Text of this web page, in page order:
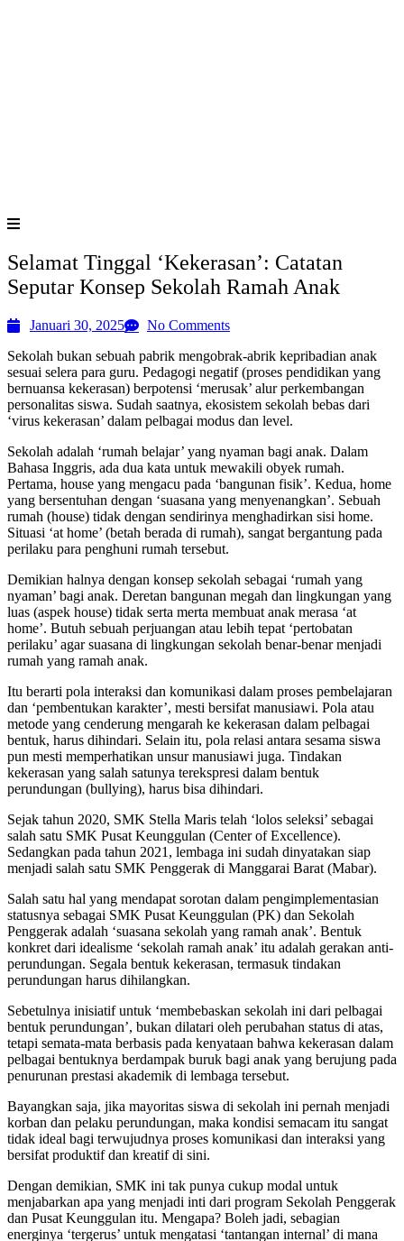
Selamat Tinggal ‘Kekerasan’: Catatan
Seputar Konsep Sekolah Ramah Anak
Januari 30, 2025
No Comments
Sekolah bukan sebuah pabrik mengobrak-abrik kepribadian anak
sesuai selera para guru. Pedagogi negatif (proses pendidikan yang
bernuansa kekerasan) berpotensi ‘merusak’ alur perkembangan
personalitas siswa. Sudah saatnya, ekosistem sekolah bebas dari
‘virus kekerasan’ dalam pelbagai modus dan level.
Sekolah adalah ‘rumah belajar’ yang nyaman bagi anak. Dalam
Bahasa Inggris, ada dua kata untuk mewakili obyek rumah.
Pertama, house yang mengacu pada ‘bangunan fisik’. Kedua, home
yang bersentuhan dengan ‘suasana yang menyenangkan’. Sebuah
rumah (house) tidak dengan sendirinya menghadirkan sisi home.
Situasi ‘at home’ (betah berada di rumah), sangat bergantung pada
perilaku para penghuni rumah tersebut.
Demikian halnya dengan konsep sekolah sebagai ‘rumah yang
nyaman’ bagi anak. Deretan bangunan megah dan lingkungan yang
luas (aspek house) tidak serta merta membuat anak merasa ‘at
home’. Butuh sebuah perjuangan atau lebih tepat ‘pertobatan
perilaku’ agar suasana di lingkungan sekolah benar-benar menjadi
rumah yang ramah anak.
Itu berarti pola interaksi dan komunikasi dalam proses pembelajaran
dan ‘pembentukan karakter’, mesti bersifat manusiawi. Pola atau
metode yang cenderung mengarah ke kekerasan dalam pelbagai
bentuk, harus dihindari. Selain itu, pola relasi antara sesama siswa
pun mesti memperhatikan unsur manusiawi juga. Tindakan
kekerasan yang salah satunya terekspresi dalam bentuk
perundungan (bullying), harus bisa dihindari.
Sejak tahun 2020, SMK Stella Maris telah ‘lolos seleksi’ sebagai
salah satu SMK Pusat Keunggulan (Center of Excellence).
Sedangkan pada tahun 2021, lembaga ini sudah dinyatakan siap
menjadi salah satu SMK Penggerak di Manggarai Barat (Mabar).
Salah satu hal yang mendapat sorotan dalam pengimplementasian
statusnya sebagai SMK Pusat Keunggulan (PK) dan Sekolah
Penggerak adalah ‘suasana sekolah yang ramah anak’. Bentuk
konkret dari idealisme ‘sekolah ramah anak’ itu adalah gerakan anti-
perundungan. Segala bentuk kekerasan, termasuk tindakan
perundungan harus dihilangkan.
Sebetulnya inisiatif untuk ‘membebaskan sekolah ini dari pelbagai
bentuk perundungan’, bukan dilatari oleh perubahan status di atas,
tetapi semata-mata berbasis pada kenyataan bahwa kekerasan dalam
pelbagai bentuknya berdampak buruk bagi anak yang berujung pada
penurunan prestasi akademik di lembaga tersebut.
Bayangkan saja, jika mayoritas siswa di sekolah ini pernah menjadi
korban dan pelaku perundungan, maka kondisi semacam itu sangat
tidak ideal bagi terwujudnya proses komunikasi dan interaksi yang
bersifat produktif dan kreatif di sini.
Dengan demikian, SMK ini tak punya cukup modal untuk
menjabarkan apa yang menjadi inti dari program Sekolah Penggerak
dan Pusat Keunggulan itu. Mengapa? Boleh jadi, sebagian
energinya ‘tergerus’ untuk mengatasi ‘tantangan internal’ di mana